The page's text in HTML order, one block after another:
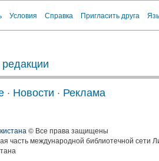
Условия Справка Пригласить друга
· Новости · Реклама
© Все права защищены
часть международной библиотечной сети